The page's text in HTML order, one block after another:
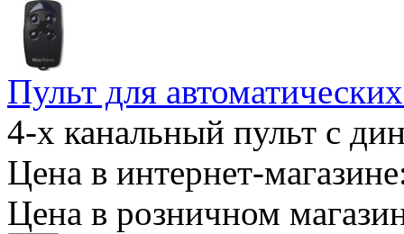
Пульт для
4-х канальный пульт с
Цена в интернет-
Цена в розничном